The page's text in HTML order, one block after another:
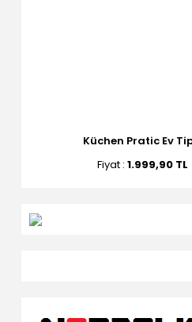
Küchen Pratic Ev
Fiyat :1.999,90 TL